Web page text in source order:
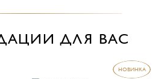
ДЛЯ ВАС
НОВИНКА